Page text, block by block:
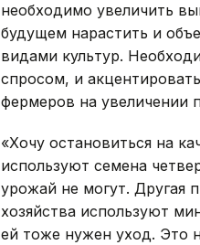
необходимо увеличить
будущем нарастить и
видами культур.
спросом, и
фермеров на увеличении
«Хочу остановиться на
используют семена
урожай не могут. Другая
хозяйства используют
ей тоже нужен уход. Это